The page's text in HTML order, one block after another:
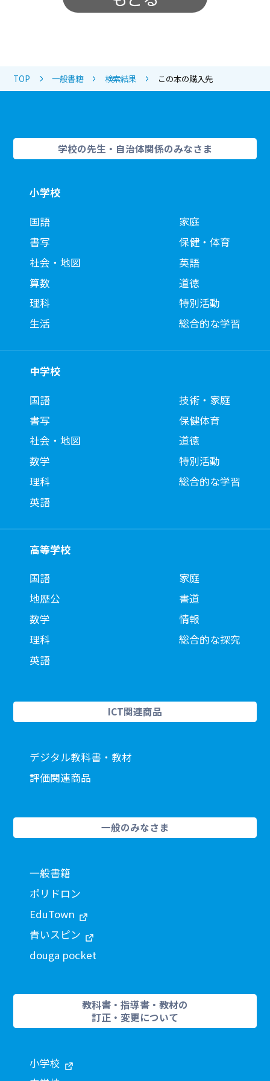
TOP 一般書籍 検索結果 この本の購入先
学校の先生・自治体関係のみなさま
小学校
国語
書写
社会・地図
算数
理科
生活
家庭
保健・体育
英語
道徳
特別活動
総合的な学習
中学校
国語
書写
社会・地図
数学
理科
英語
技術・家庭
保健体育
道徳
特別活動
総合的な学習
高等学校
国語
地歴公
数学
理科
英語
家庭
書道
情報
総合的な探究
ICT関連商品
デジタル教科書・教材
評価関連商品
一般のみなさま
一般書籍
ポリドロン
EduTown
青いスピン
douga pocket
教科書・指導書・教材の
訂正・変更について
小学校